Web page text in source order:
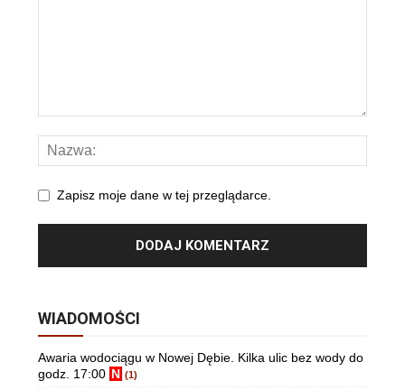
Zapisz moje dane w tej przeglądarce.
WIADOMOŚCI
Awaria wodociągu w Nowej Dębie. Kilka ulic bez wody do
godz. 17:00 N (1)